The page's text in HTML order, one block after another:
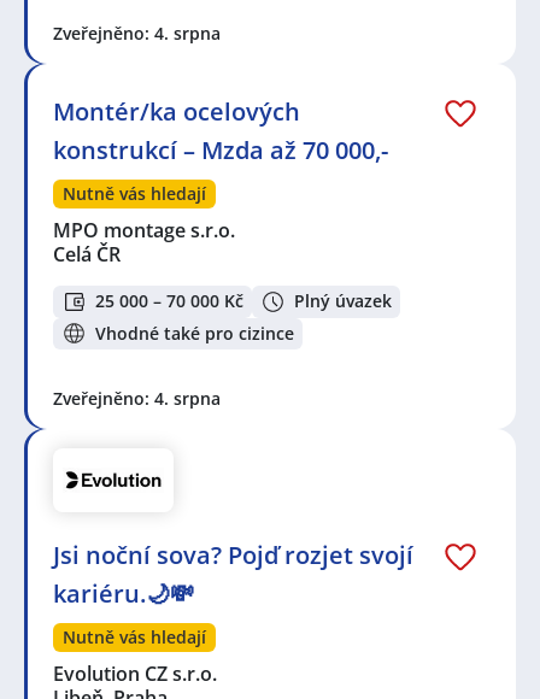
Zveřejněno: 4. srpna
Montér/ka ocelových
konstrukcí – Mzda až 70 000,-
Nutně vás hledají
MPO montage s.r.o.
Celá ČR
25 000 – 70 000 Kč
Plný úvazek
Vhodné také pro cizince
Zveřejněno: 4. srpna
Jsi noční sova? Pojď rozjet svojí
kariéru.🌙💸
Nutně vás hledají
Evolution CZ s.r.o.